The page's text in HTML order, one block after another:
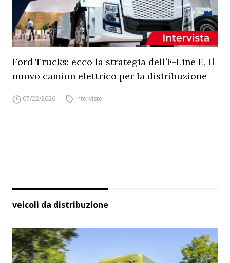
Ford Trucks: ecco la strategia dell’F-Line E, il
nuovo camion elettrico per la distribuzione
07/22/2026 Interviste
veicoli da distribuzione